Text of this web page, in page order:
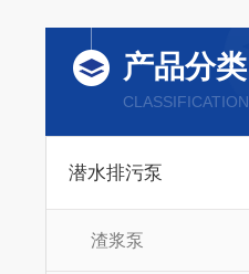
产品分类
CLASSIFICATION
潜水排污泵
渣浆泵